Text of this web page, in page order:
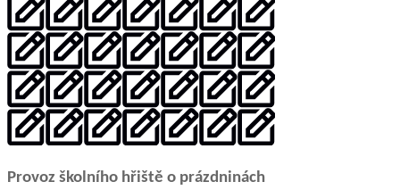
Provoz školního hřiště o prázdninách